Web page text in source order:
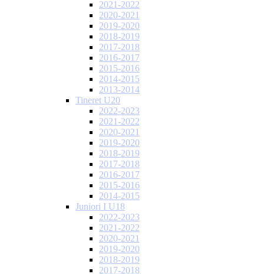
2021-2022
2020-2021
2019-2020
2018-2019
2017-2018
2016-2017
2015-2016
2014-2015
2013-2014
Tineret U20
2022-2023
2021-2022
2020-2021
2019-2020
2018-2019
2017-2018
2016-2017
2015-2016
2014-2015
Juniori I U18
2022-2023
2021-2022
2020-2021
2019-2020
2018-2019
2017-2018